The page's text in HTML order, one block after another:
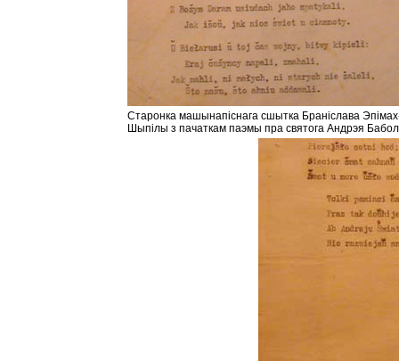
Старонка машынапіснага сшытка Браніслава
Шыпілы з пачаткам паэмы пра святога Андрэя